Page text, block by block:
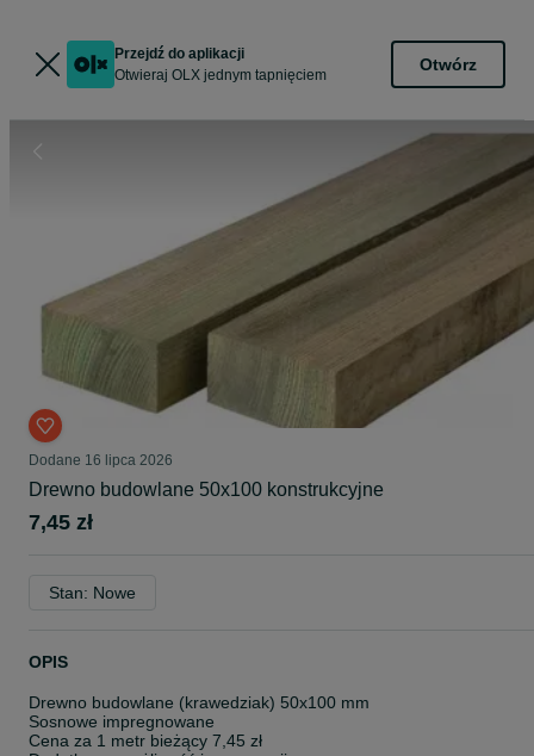
Przejdź do aplikacji
Otwieraj OLX jednym tapnięciem
Otwórz
Dodane 16 lipca 2026
Drewno budowlane 50x100 konstrukcyjne
7,45 zł
Stan: Nowe
OPIS
Drewno budowlane (krawedziak) 50x100 mm
Sosnowe impregnowane
Cena za 1 metr bieżący 7,45 zł